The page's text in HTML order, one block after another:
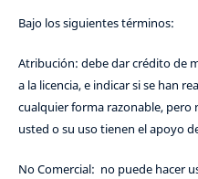
Bajo los siguientes términos:
Atribución: debe dar crédito de
a la licencia, e indicar si se han
cualquier forma razonable, pero
usted o su uso tienen el apoyo
No Comercial: no puede hacer